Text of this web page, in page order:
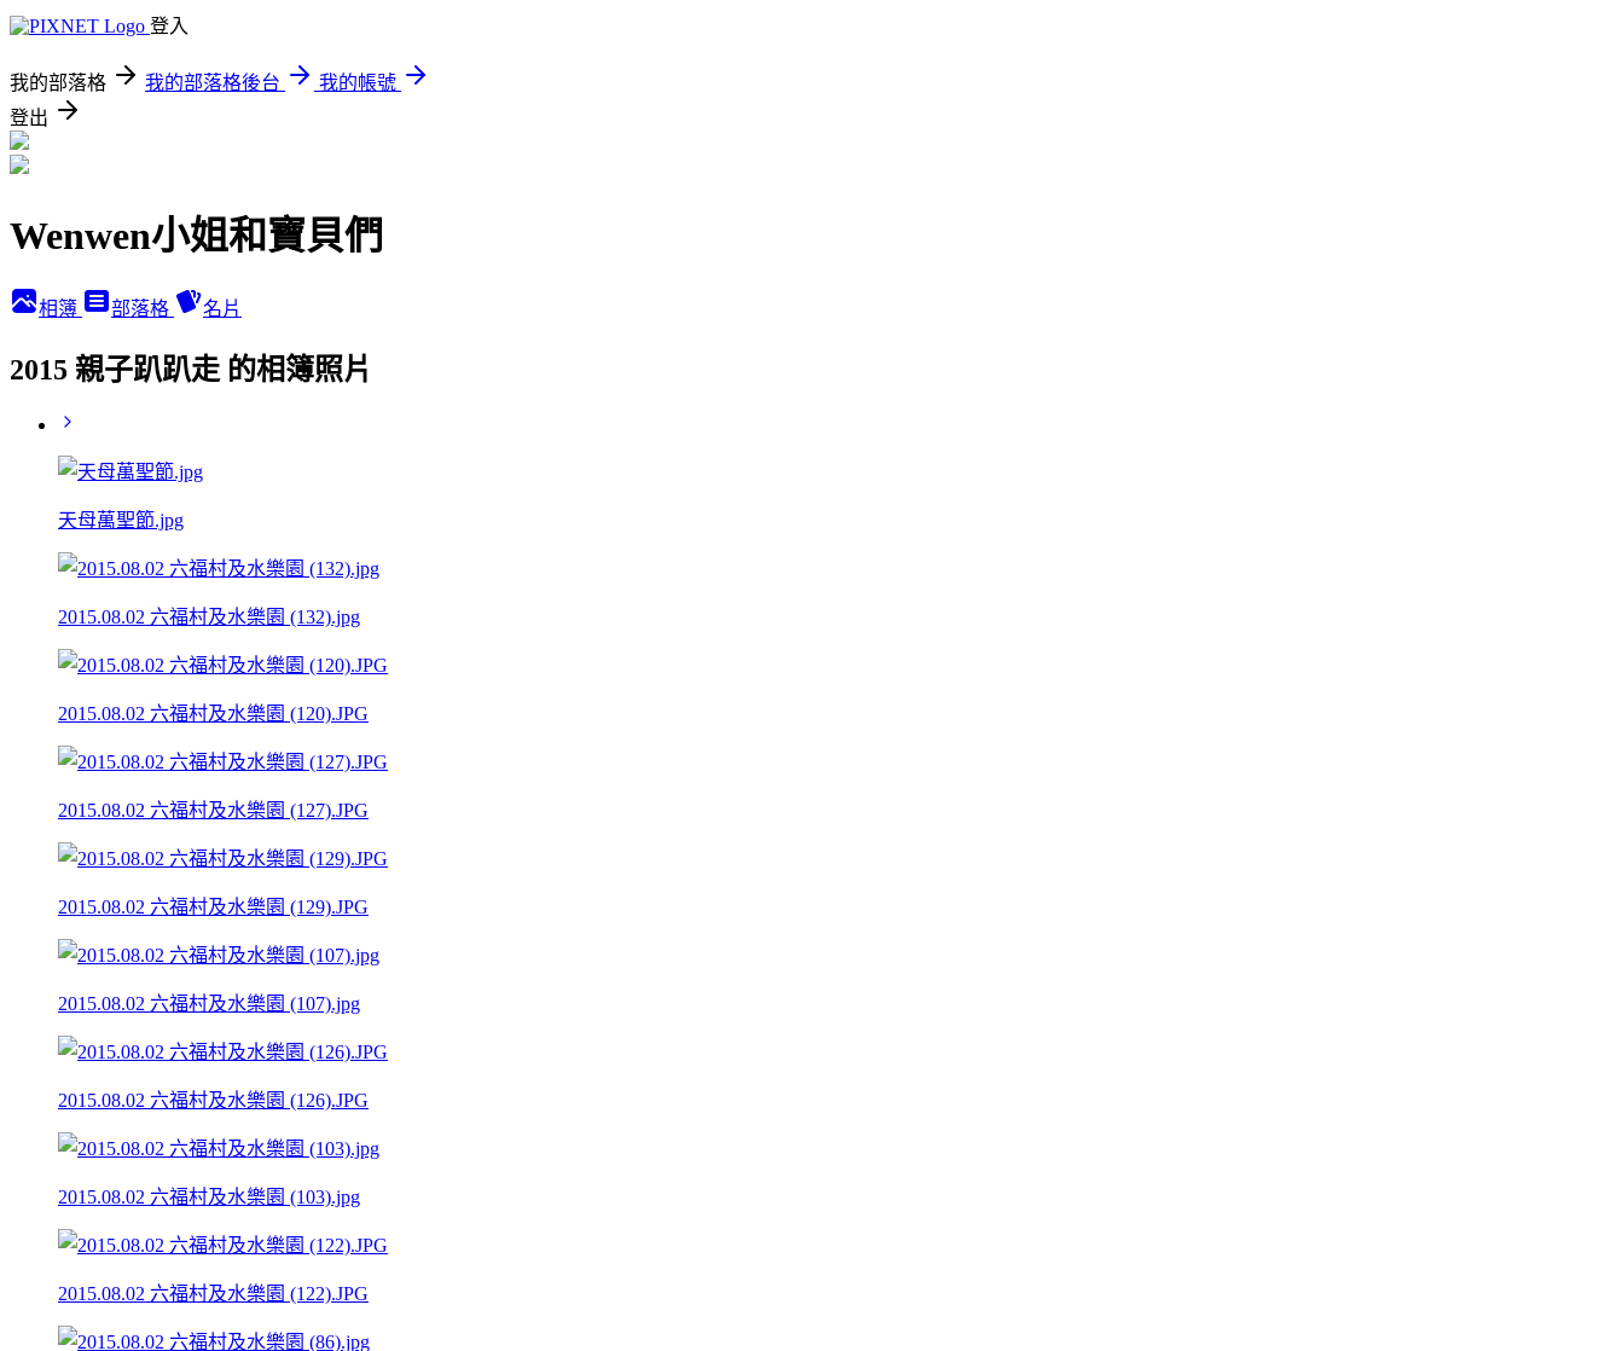
登入
我的部落格 我的部落格後台
我的帳號
登出
Wenwen小姐和寶貝們
相簿 部落格 名片
2015 親子趴趴走 的相簿照片
天母萬聖節.jpg
2015.08.02 六福村及水樂園 (132).jpg
2015.08.02 六福村及水樂園 (120).JPG
2015.08.02 六福村及水樂園 (127).JPG
2015.08.02 六福村及水樂園 (129).JPG
2015.08.02 六福村及水樂園 (107).jpg
2015.08.02 六福村及水樂園 (126).JPG
2015.08.02 六福村及水樂園 (103).jpg
2015.08.02 六福村及水樂園 (122).JPG